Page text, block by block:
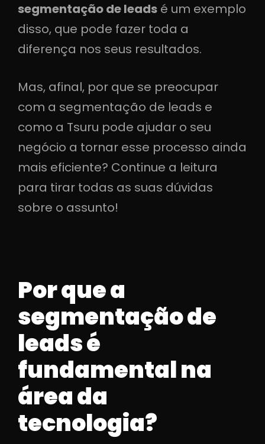
segmentação de leads é um exemplo
disso, que pode fazer toda a
diferença nos seus resultados.
Mas, afinal, por que se preocupar
com a segmentação de leads e
como a Tsuru pode ajudar o seu
negócio a tornar esse processo ainda
mais eficiente? Continue a leitura
para tirar todas as suas dúvidas
sobre o assunto!
Por que a
segmentação de
leads é
fundamental na
área da
tecnologia?